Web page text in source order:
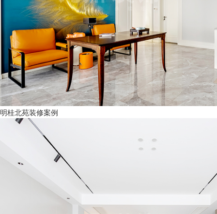
明桂北苑装修案例